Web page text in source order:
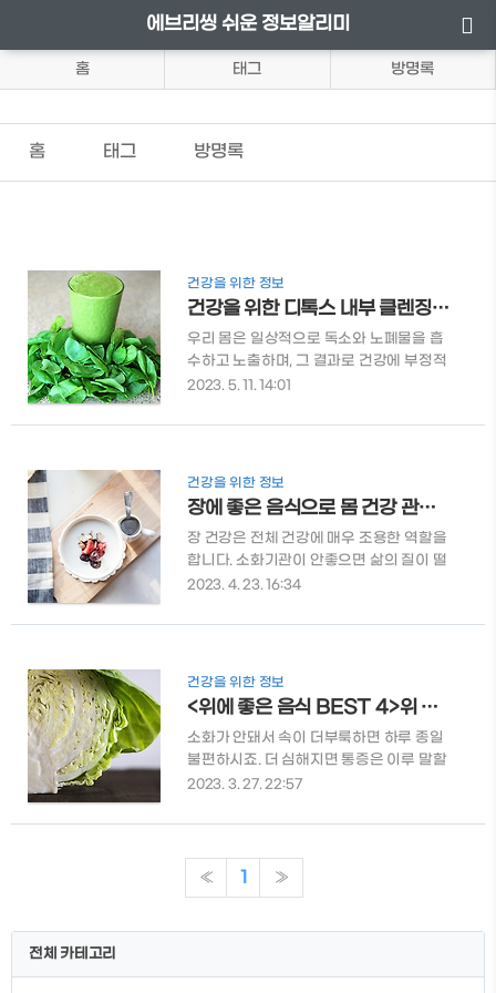
에브리씽 쉬운 정보알리미
홈 태그 방명록
홈 태그 방명록
건강을 위한 정보
건강을 위한 디톡스 내부 클렌징: 몸을 해독하는 데 도움을 주는 음식들
우리 몸은 일상적으로 독소와 노폐물을 흡
수하고 노출하며, 그 결과로 건강에 부정적
인 영향을 받을 수 있습니다. 몸을 해독하고
선 등 다양한 면에서 우리의 몸을 클렌징하
을 통해 몸의 피로를 해소하는 방법에 대해
알아보겠습니다. 몸을 해독하는 데 도움을
주는 음식들 몸의 해독작용을 도와주는 음
식들을 알려드리도록 하겠습니다. 녹색 잎
채소 시금치, 케일, 로메인 레터스와 같은 녹
색 잎 채소는 해독에 도움을 주는 강력한 식
풍부하게 함유하고 있어 독서를 제거하고
시금치 철분,칼슘,비타민 A,비타민 C, 식이
섬유 등 다양한 영양소를 포함하고 있습니
다. 철분..
2023. 5. 11. 14:01
건강을 위한 정보
장에 좋은 음식으로 몸 건강 관리하는 법
장 건강은 전체 건강에 매우 조용한 역할을
합니다. 소화기관이 안좋으면 삶의 질이 떨
어지게 됩니다. 이번 글에서는 장에 좋은 음
먹을 수 있는 다양한 음식들이 있습니다. 그
하겠습니다. 장에 좋은 음식 장이 안좋으면
툭하면 배탈이 나곤하죠. 장에 좋음 음식들
은 식이섬유 함량이 높고, 유산균이 함유되
어 있다는 공통점이 있습니다. 또한, 항산화
물질이 풍부하며 저지방에 고단백 식품들
입니다. 그리고 마지막으로 발효 식품들이
에 고생이신 분들을 위해 5가지의 장에 좋
요거트는 프로바이오틱스를 함유하고 있기
때문에 장 내 유익한 세균을 늘려주고 유해
2023. 4. 23. 16:34
건강을 위한 정보
<위에 좋은 음식 BEST 4>위 건강과 다이어트에 좋은 음식 한번에 알아보기
소화가 안돼서 속이 더부룩하면 하루 종일
불편하시죠. 더 심해지면 통증은 이루 말할
수 없는데요. 속도 편해지면서 다이어트에
합니다. 여러 가지로 손쉽게 조리할 수 있는
시길 바랍니다. 목차 1. 위에 좋은 음식들 2.
위에 안좋은 음식들 / 피해야할 음식들 위
지에서 선정한 3대 장수식품입니다. 양배
20kcal라는 낮은 칼로리로 다이어트에 매
2023. 3. 27. 22:57
« 1 »
전체 카테고리